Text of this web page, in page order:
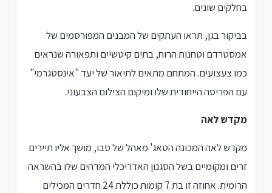
בחלקים שונים.
בביקור בגן, תראו העתקים של המבנים המפורסמים של
אמסטרדם וטחנות הרוח, בתים קיטשיים ותפאורה שנראים
כמו צעצועים. המתחם מתאים לתיאור של יעד "אינסטגרמי"
עם הפריסה הייחודית שלו ומיקום הצילום הצבעוני.
מקדש לאה
מקדש לאה המכונה הטאג' מאהל של סבו, מושך אליו תיירים
זרים ומקומיים בשל הסגנון האדריכלי המדהים שלו בהשראה
הרומית. אחוזה זו בת 7 קומות כוללת 24 חדרים המכילים